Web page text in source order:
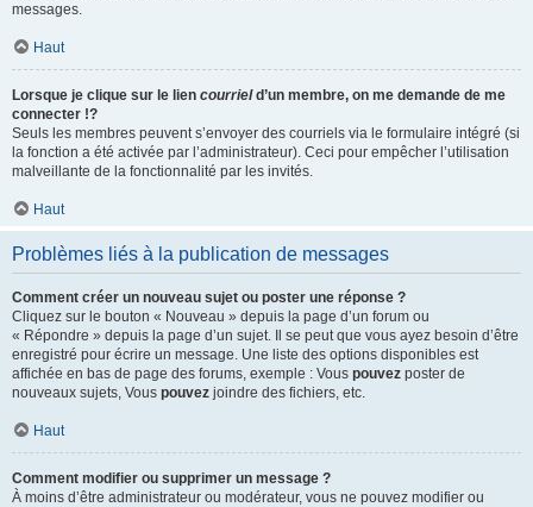
messages.
Haut
Lorsque je clique sur le lien courrield’un membre, on me demande de me
connecter !?
Seuls les membres peuvent s’envoyer des courriels via le formulaire intégré (si
la fonction a été activée par l’administrateur). Ceci pour empêcher l’utilisation
malveillante de la fonctionnalité par les invités.
Haut
Problèmes liés à la publication de messages
Comment créer un nouveau sujet ou poster une réponse ?
Cliquez sur le bouton « Nouveau » depuis la page d’un forum ou
« Répondre » depuis la page d’un sujet. Il se peut que vous ayez besoin d’être
enregistré pour écrire un message. Une liste des options disponibles est
affichée en bas de page des forums, exemple : Vous pouvez poster de
nouveaux sujets, Vous pouvez joindre des fichiers, etc.
Haut
Comment modifier ou supprimer un message ?
À moins d’être administrateur ou modérateur, vous ne pouvez modifier ou